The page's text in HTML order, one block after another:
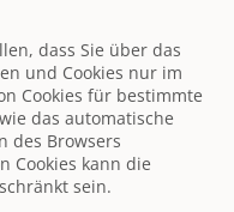
dass Sie über das
und Cookies nur im
Cookies für bestimmte
das automatische
des Browsers
Cookies kann die
sein.